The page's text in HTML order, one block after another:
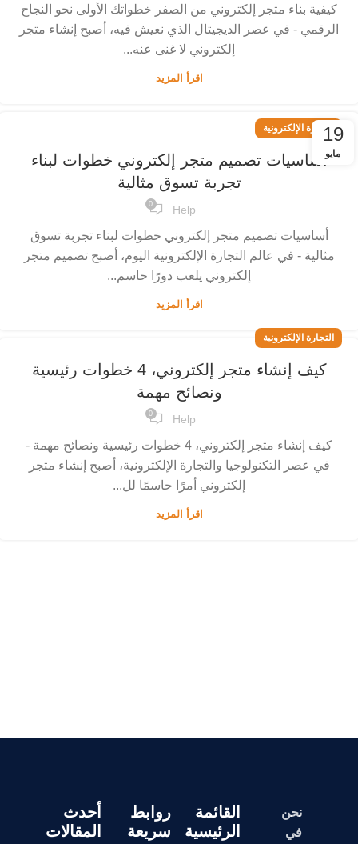
كيفية بناء متجر إلكتروني من الصفر خطواتك الأولى نحو النجاح
الرقمي - في عصر الديجيتال الذي نعيش فيه، أصبح إنشاء متجر
إلكتروني لا غنى عنه...
اقرأ المزيد
19
مايو
التجارة الإلكترونية
أساسيات تصميم متجر إلكتروني خطوات لبناء
تجربة تسوق مثالية
Help
0
أساسيات تصميم متجر إلكتروني خطوات لبناء تجربة تسوق
مثالية - في عالم التجارة الإلكترونية اليوم، أصبح تصميم متجر
إلكتروني يلعب دورًا حاسم...
اقرأ المزيد
التجارة الإلكترونية
كيف إنشاء متجر إلكتروني، 4 خطوات رئيسية
ونصائح مهمة
Help
0
كيف إنشاء متجر إلكتروني، 4 خطوات رئيسية ونصائح مهمة -
في عصر التكنولوجيا والتجارة الإلكترونية، أصبح إنشاء متجر
إلكتروني أمرًا حاسمًا لل...
اقرأ المزيد
نحن
في
القائمة
الرئيسية
روابط
سريعة
أحدث
المقالات